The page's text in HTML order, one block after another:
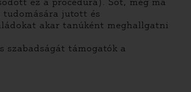
tudomására jutott és
akar tanúként meghallgatni
szabadságát támogatók a